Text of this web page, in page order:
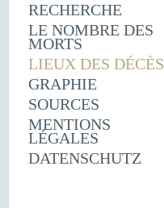
RECHERCHE
LE NOMBRE DES
MORTS
LIEUX DES DÉCÈS
GRAPHIE
SOURCES
MENTIONS
LÉGALES
DATENSCHUTZ